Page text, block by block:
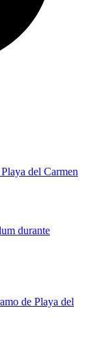
del Carmen
durante
de Playa del